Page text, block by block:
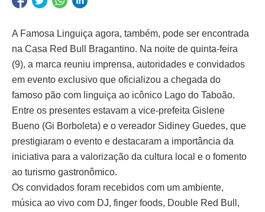
A Famosa Linguiça agora, também, pode ser encontrada
na Casa Red Bull Bragantino. Na noite de quinta-feira
(9), a marca reuniu imprensa, autoridades e convidados
em evento exclusivo que oficializou a chegada do
famoso pão com linguiça ao icônico Lago do Taboão.
Entre os presentes estavam a vice-prefeita Gislene
Bueno (Gi Borboleta) e o vereador Sidiney Guedes, que
prestigiaram o evento e destacaram a importância da
iniciativa para a valorização da cultura local e o fomento
ao turismo gastronômico.
Os convidados foram recebidos com um ambiente,
música ao vivo com DJ, finger foods, Double Red Bull,